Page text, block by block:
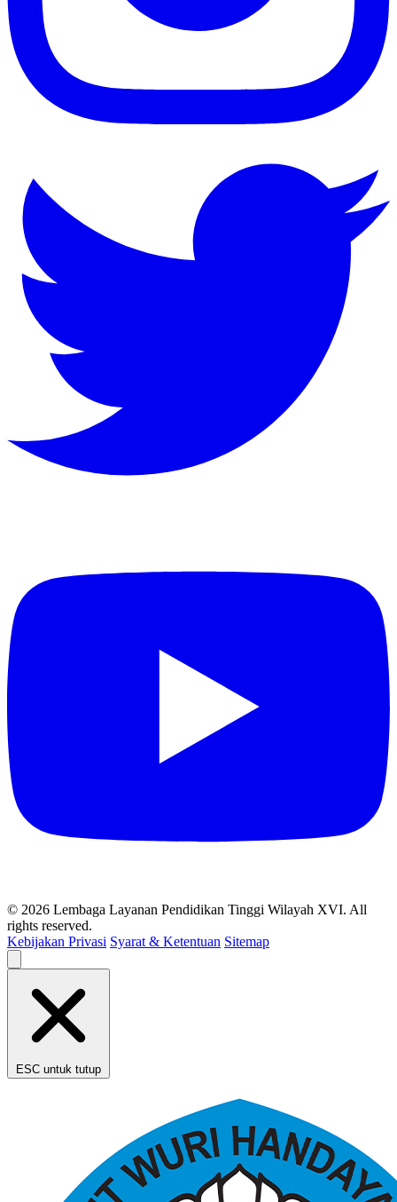
© 2026 Lembaga Layanan Pendidikan Tinggi Wilayah XVI. All
rights reserved.
Kebijakan Privasi Syarat & Ketentuan Sitemap
ESC untuk tutup